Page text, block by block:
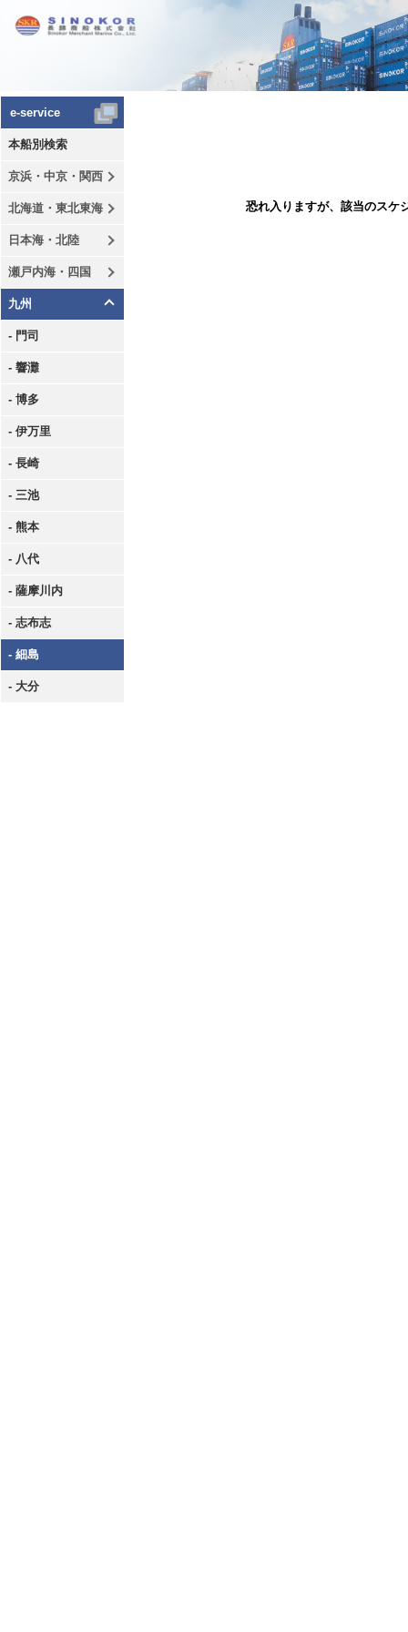
e-service
本船別検索
京浜・中京・関西
北海道・東北東海
日本海・北陸
瀬戸内海・四国
九州
- 門司
- 響灘
- 博多
- 伊万里
- 長崎
- 三池
- 熊本
- 八代
- 薩摩川内
- 志布志
- 細島
- 大分
恐れ入りますが、該当のスケ